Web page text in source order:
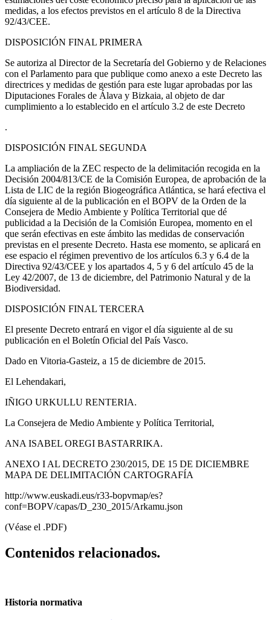
medidas, a los efectos previstos en el artículo 8 de la Directiva
92/43/CEE.
DISPOSICIÓN FINAL PRIMERA
Se autoriza al Director de la Secretaría del Gobierno y de Relaciones
con el Parlamento para que publique como anexo a este Decreto las
directrices y medidas de gestión para este lugar aprobadas por las
Diputaciones Forales de Álava y Bizkaia, al objeto de dar
cumplimiento a lo establecido en el artículo 3.2 de este Decreto
.
DISPOSICIÓN FINAL SEGUNDA
La ampliación de la ZEC respecto de la delimitación recogida en la
Decisión 2004/813/CE de la Comisión Europea, de aprobación de la
Lista de LIC de la región Biogeográfica Atlántica, se hará efectiva el
día siguiente al de la publicación en el BOPV de la Orden de la
Consejera de Medio Ambiente y Política Territorial que dé
publicidad a la Decisión de la Comisión Europea, momento en el
que serán efectivas en este ámbito las medidas de conservación
previstas en el presente Decreto. Hasta ese momento, se aplicará en
ese espacio el régimen preventivo de los artículos 6.3 y 6.4 de la
Directiva 92/43/CEE y los apartados 4, 5 y 6 del artículo 45 de la
Ley 42/2007, de 13 de diciembre, del Patrimonio Natural y de la
Biodiversidad.
DISPOSICIÓN FINAL TERCERA
El presente Decreto entrará en vigor el día siguiente al de su
publicación en el Boletín Oficial del País Vasco.
Dado en Vitoria-Gasteiz, a 15 de diciembre de 2015.
El Lehendakari,
IÑIGO URKULLU RENTERIA.
La Consejera de Medio Ambiente y Política Territorial,
ANA ISABEL OREGI BASTARRIKA.
ANEXO I AL DECRETO 230/2015, DE 15 DE DICIEMBRE
MAPA DE DELIMITACIÓN CARTOGRAFÍA
http://www.euskadi.eus/r33-bopvmap/es?
conf=BOPV/capas/D_230_2015/Arkamu.json
(Véase el .PDF)
Contenidos relacionados.
Historia normativa